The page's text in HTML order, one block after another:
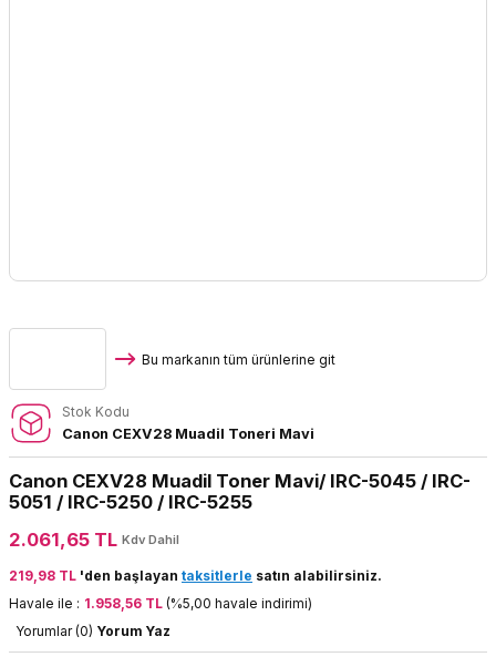
Bu markanın tüm ürünlerine git
Stok Kodu
Canon CEXV28 Muadil Toneri Mavi
Canon CEXV28 Muadil Toner Mavi/ IRC-5045 / IRC-
5051 / IRC-5250 / IRC-5255
2.061,65 TL Kdv Dahil
219,98 TL 'den başlayan taksitlerle satın alabilirsiniz.
Havale ile : 1.958,56 TL (%5,00 havale indirimi)
Yorumlar (0) Yorum Yaz